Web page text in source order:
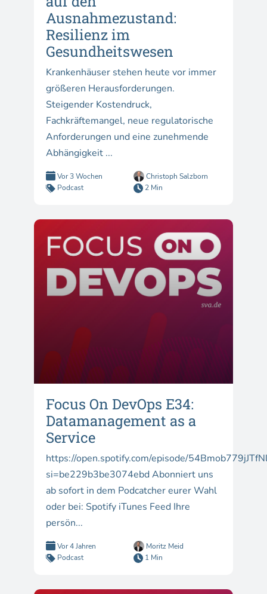
Ausnahmezustand:
Resilienz im
Gesundheitswesen
Krankenhäuser stehen heute vor immer
größeren Herausforderungen.
Steigender Kostendruck,
Fachkräftemangel, neue regulatorische
Anforderungen und eine zunehmende
Abhängigkeit ...
Vor 3 Wochen
Christoph Salzborn
Podcast
2 Min
Focus On DevOps E34:
Datamanagement as a
Service
https://open.spotify.com/episode/
si=be229b3be3074ebd Abonniert uns
ab sofort in dem Podcatcher eurer Wahl
oder bei: Spotify iTunes Feed Ihre
persön...
Vor 4 Jahren
Moritz Meid
Podcast
1 Min